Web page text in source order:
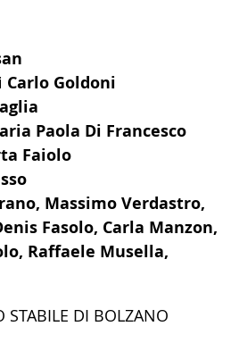
Carlo Goldoni
Paola Di Francesco
Faiolo
Massimo Verdastro,
Fasolo, Carla Manzon,
Raffaele Musella,
DI BOLZANO